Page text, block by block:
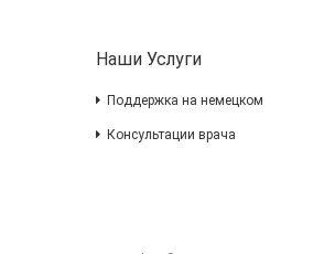
Наши Услуги
Поддержка на немецком
Консультации врача